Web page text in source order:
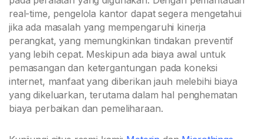
real-time, pengelola kantor dapat segera mengetahui
jika ada masalah yang mempengaruhi kinerja
perangkat, yang memungkinkan tindakan preventif
yang lebih cepat. Meskipun ada biaya awal untuk
pemasangan dan ketergantungan pada koneksi
internet, manfaat yang diberikan jauh melebihi biaya
yang dikeluarkan, terutama dalam hal penghematan
biaya perbaikan dan pemeliharaan.